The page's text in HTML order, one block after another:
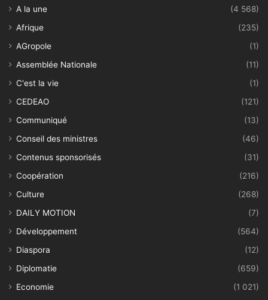
A la une
(4 568)
Afrique
(235)
AGropole
(1)
Assemblée Nationale
(11)
C'est la vie
(1)
CEDEAO
(121)
Communiqué
(13)
Conseil des ministres
(46)
Contenus sponsorisés
(31)
Coopération
(216)
Culture
(268)
DAILY MOTION
(7)
Développement
(564)
Diaspora
(12)
Diplomatie
(659)
Economie
(1 021)